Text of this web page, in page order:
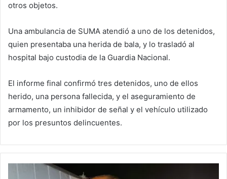
otros objetos.
Una ambulancia de SUMA atendió a uno de los detenidos,
quien presentaba una herida de bala, y lo trasladó al
hospital bajo custodia de la Guardia Nacional.
El informe final confirmó tres detenidos, uno de ellos
herido, una persona fallecida, y el aseguramiento de
armamento, un inhibidor de señal y el vehículo utilizado
por los presuntos delincuentes.